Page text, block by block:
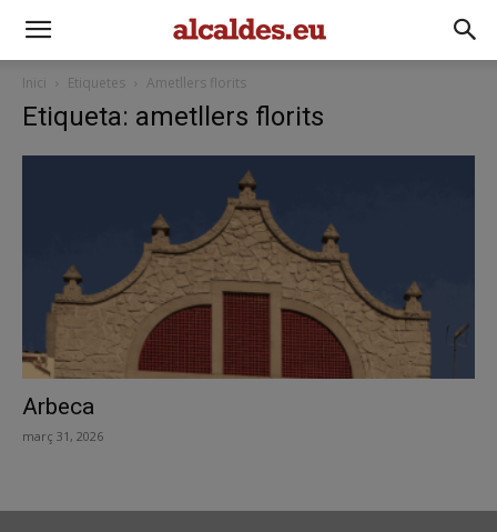
Inici Etiquetes Ametllers florits
Etiqueta: ametllers florits
Arbeca
març 31, 2026